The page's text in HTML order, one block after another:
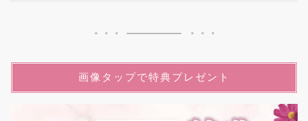
画像タップで特典プレゼント